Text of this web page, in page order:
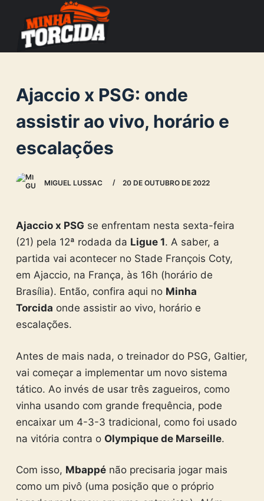
o
o
n
e
Ajaccio x PSG: onde
assistir ao vivo, horário e
escalações
MIGUEL LUSSAC 20 DE OUTUBRO DE 2022
Ajaccio x PSG se enfrentam nesta sexta-feira
(21) pela 12ª rodada da Ligue 1. A saber, a
partida vai acontecer no Stade François Coty,
em Ajaccio, na França, às 16h (horário de
Brasília). Então, confira aqui no Minha
Torcida onde assistir ao vivo, horário e
escalações.
Antes de mais nada, o treinador do PSG, Galtier,
vai começar a implementar um novo sistema
tático. Ao invés de usar três zagueiros, como
vinha usando com grande frequência, pode
encaixar um 4-3-3 tradicional, como foi usado
na vitória contra o Olympique de Marseille.
Com isso, Mbappénão precisaria jogar mais
como um pivô (uma posição que o próprio